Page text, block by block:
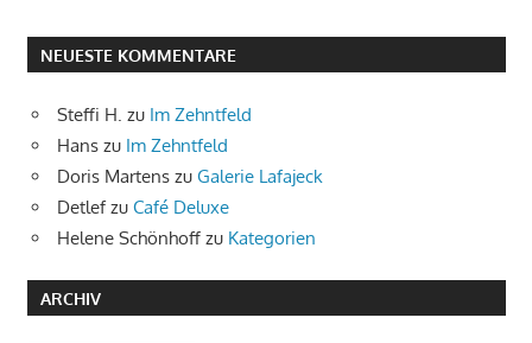
NEUESTE KOMMENTARE
Steffi H. zu Im Zehntfeld
Hans zu Im Zehntfeld
Doris Martens zu Galerie Lafajeck
Detlefzu Café Deluxe
Helene Schönhoff zu Kategorien
ARCHIV